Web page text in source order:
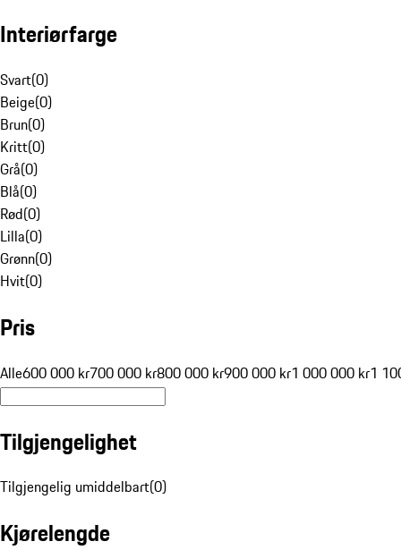
Interiørfarge
Svart(0)
Beige(0)
Brun(0)
Kritt(0)
Grå(0)
Blå(0)
Rød(0)
Lilla(0)
Grønn(0)
Hvit(0)
Pris
Alle600 000 kr700 000 kr800 000 kr900 000 kr1 000 000 kr1
Tilgjengelighet
Tilgjengelig umiddelbart(0)
Kjørelengde